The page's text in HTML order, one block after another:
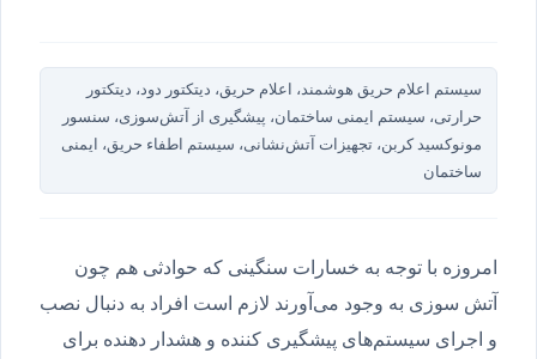
سیستم اعلام حریق هوشمند، اعلام حریق، دیتکتور دود، دیتکتور
حرارتی، سیستم ایمنی ساختمان، پیشگیری از آتش‌سوزی، سنسور
مونوکسید کربن، تجهیزات آتش‌نشانی، سیستم اطفاء حریق، ایمنی
ساختمان
امروزه با توجه به خسارات سنگینی که حوادثی هم چون
آتش سوزی به وجود می‌آورند لازم است افراد به دنبال نصب
و اجرای سیستم‌های پیشگیری کننده و هشدار دهنده برای